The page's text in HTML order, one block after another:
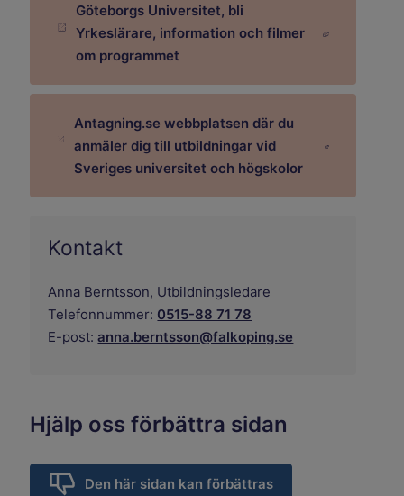
Göteborgs Universitet, bli
Yrkeslärare, information och filmer
om programmet
Länk till annan webbplats, öppnas i nytt fönster.
Antagning.se webbplatsen där du
anmäler dig till utbildningar vid
Sveriges universitet och högskolor
Länk till annan webbplats.
Kontakt
Anna Berntsson, Utbildningsledare
Telefonnummer: 0515-88 71 78
E-post: anna.berntsson@falkoping.se
Hjälp oss förbättra sidan
Den här sidan kan förbättras